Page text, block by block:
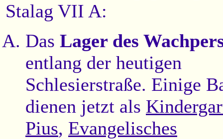
Stalag VII A:
Das Lager des
entlang der heutigen
Schlesierstraße. Einige
dienen jetzt als
Pius, Evangelisches